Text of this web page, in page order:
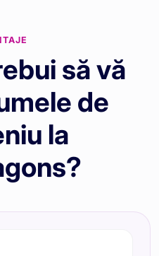
să vă
de
la